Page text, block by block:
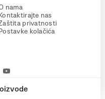
nama
Kontaktirajte nas
privatnosti
Postavke kolačića